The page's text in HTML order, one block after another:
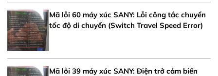
Mã lỗi 60 máy xúc SANY: Lỗi công tắc chuyển
tốc độ di chuyển (Switch Travel Speed Error)
Mã lỗi 39 máy xúc SANY: Điện trở cảm biến